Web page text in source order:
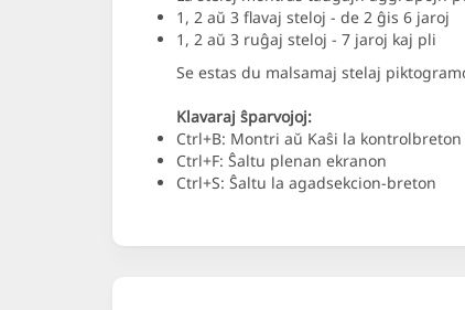
1, 2 aŭ 3 flavaj steloj - de 2 ĝis 6 jaroj
1, 2 aŭ 3 ruĝaj steloj - 7 jaroj kaj pli
Se estas du malsamaj stelaj
Klavaraj ŝparvojoj:
Ctrl+B: Montri aŭ Kaŝi la kontrolbreton
Ctrl+F: Ŝaltu plenan ekranon
Ctrl+S: Ŝaltu la agadsekcion-breton